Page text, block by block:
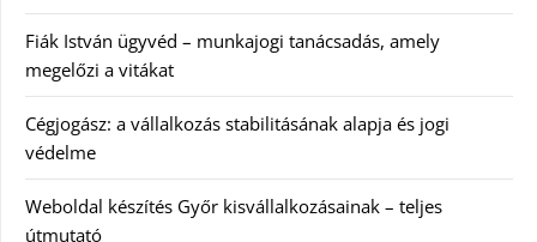
Fiák István ügyvéd – munkajogi tanácsadás, amely
megelőzi a vitákat
Cégjogász: a vállalkozás stabilitásának alapja és jogi
védelme
Weboldal készítés Győr kisvállalkozásainak – teljes
útmutató